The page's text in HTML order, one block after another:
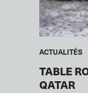
ACTUALITÉS
TABLE
QATAR